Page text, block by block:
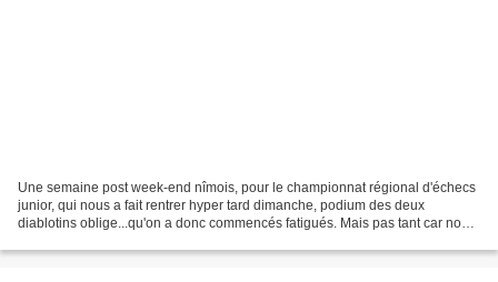
Une semaine post week-end nîmois, pour le championnat régional d'échecs
junior, qui nous a fait rentrer hyper tard dimanche, podium des deux
diablotins oblige...qu'on a donc commencés fatigués. Mais pas tant car nous